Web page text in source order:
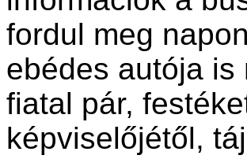
fordul meg
ebédes autója is
fiatal pár,
képviselőjétől,